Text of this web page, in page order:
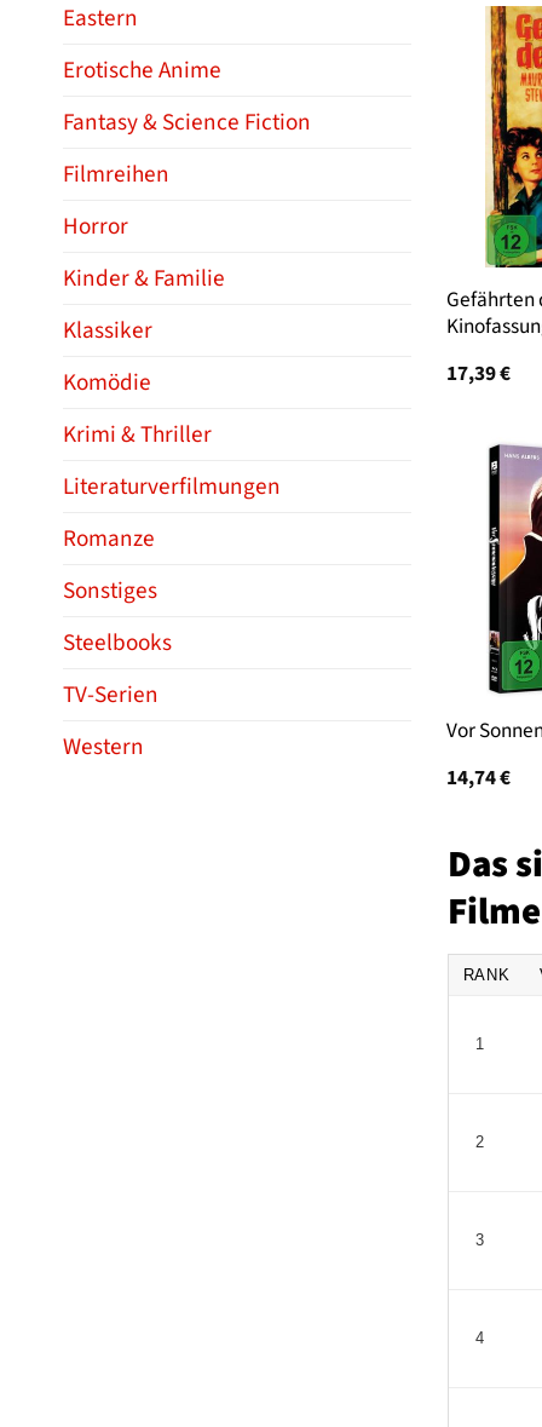
Eastern
Erotische Anime
Fantasy & Science Fiction
Filmreihen
Horror
Kinder & Familie
Klassiker
Komödie
Krimi & Thriller
Literaturverfilmungen
Romanze
Sonstiges
Steelbooks
TV-Serien
Western
Gefährten
17,39€
Vor
14,74€
Das
Filme
RANK
1
2
3
4